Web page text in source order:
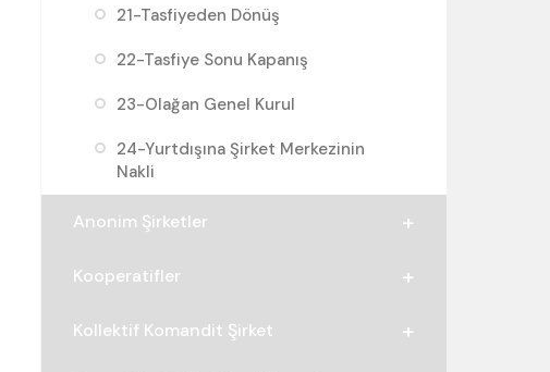
21-Tasfiyeden Dönüş
22-Tasfiye Sonu Kapanış
23-Olağan Genel Kurul
24-Yurtdışına Şirket Merkezinin
Nakli
Anonim Şirketler
Kooperatifler
Kollektif Komandit Şirket